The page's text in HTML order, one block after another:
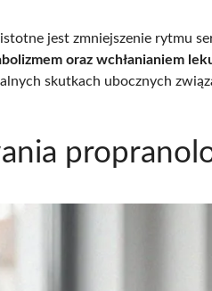
jest zmniejszenie rytmu
oraz wchłanianiem
skutkach ubocznych